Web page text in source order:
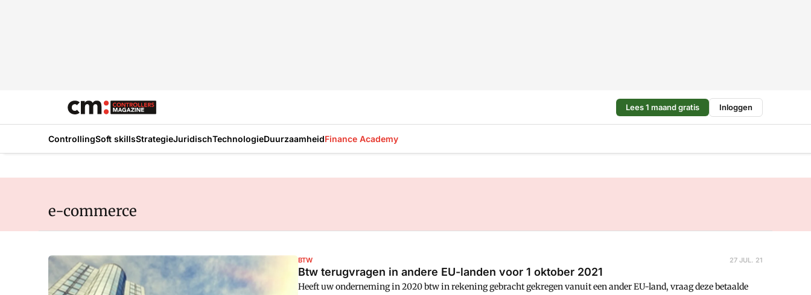
Lees 1 maand gratis Inloggen
ControllingSoft skillsStrategieJuridischTechnologieDuurzaamheidFinance Academy
e-commerce
BTW 27 JUL. 21
Btw terugvragen in andere EU-landen voor 1 oktober 2021
Heeft uw onderneming in 2020 btw in rekening gebracht gekregen vanuit een ander EU-land, vraag deze betaalde